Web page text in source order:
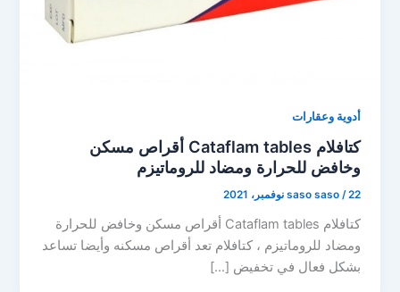
أدوية وعقارات
كتافلام Cataflam tables أقراص مسكن
وخافض للحرارة ومضاد للروماتيزم
saso saso /22 نوفمبر، 2021
كتافلام Cataflam tables أقراص مسكن وخافض للحرارة
ومضاد للروماتيزم ، كتافلام تعد أقراص مسكنه وأيضا تساعد
بشكل فعال في تخفيض […]